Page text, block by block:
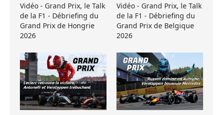
Vidéo - Grand Prix, le Talk
de la F1 - Débriefing du
Grand Prix de Hongrie
2026
Vidéo - Grand Prix, le Talk
de la F1 - Débriefing du
Grand Prix de Belgique
2026